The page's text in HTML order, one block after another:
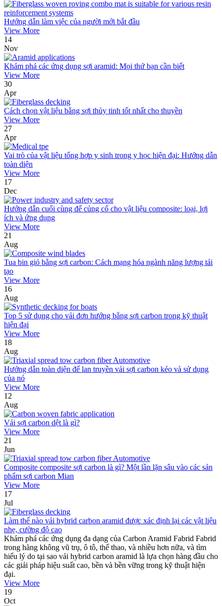
Hướng dẫn làm việc của người mới bắt đầu
View More
14
Nov
Khám phá các ứng dụng sợi aramid: Mọi thứ bạn cần biết
View More
30
Apr
Cách chọn vật liệu bằng sợi thủy tinh tốt nhất cho thuyền
View More
27
Apr
Vai trò của vật liệu tổng hợp y sinh trong y học hiện đại: Hướng dẫn
toàn diện
View More
17
Dec
Hướng dẫn cuối cùng để củng cố cho vật liệu composite: loại, lợi
ích và ứng dụng
View More
21
Aug
Tua bin gió bằng sợi carbon: Cách mạng hóa ngành năng lượng tái
tạo
View More
16
Aug
Top 5 sử dụng cho vải đơn hướng bằng sợi carbon trong kỹ thuật
hiện đại
View More
18
Aug
Hướng dẫn toàn diện để lan truyền vải sợi carbon kéo và sử dụng
của nó
View More
12
Aug
Vải sợi carbon dệt là gì?
View More
21
Jun
Composite composite sợi carbon là gì? Một lần lặn sâu vào các sản
phẩm sợi carbon Mian
View More
17
Jul
Làm thế nào vải hybrid carbon aramid được xác định lại các vật liệu
nhẹ, cường độ cao
Khám phá các ứng dụng đa dạng của Carbon Aramid Fabrid Fabrid
trong hàng không vũ trụ, ô tô, thể thao, và nhiều hơn nữa, và tìm
hiểu lý do tại sao vải hybrid carbon aramid là lựa chọn hàng đầu cho
các giải pháp hiệu suất cao, bền và bền vững trong kỹ thuật hiện
đại.
View More
19
Oct